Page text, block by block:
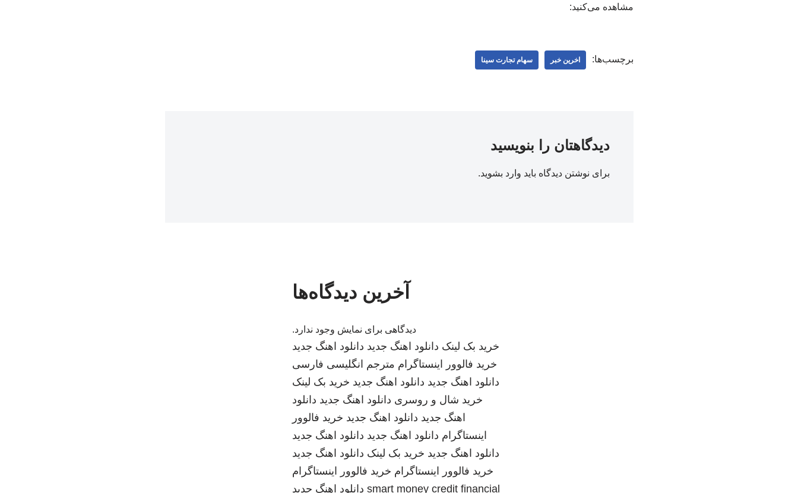
مشاهده می‌کنید:
برچسب‌ها: اخرین خبر سهام تجارت سینا
دیدگاهتان را بنویسید
برای نوشتن دیدگاه باید وارد بشوید.
آخرین دیدگاه‌ها
دیدگاهی برای نمایش وجود ندارد.
خرید بک لینک دانلود اهنگ جدید دانلود اهنگ جدید
خرید فالوور اینستاگرام مترجم انگلیسی فارسی
دانلود اهنگ جدید دانلود اهنگ جدید خرید بک لینک
خرید شال و روسری دانلود اهنگ جدید دانلود
اهنگ جدید دانلود اهنگ جدید خرید فالوور
اینستاگرام دانلود اهنگ جدید دانلود اهنگ جدید
دانلود اهنگ جدید خرید بک لینک دانلود اهنگ جدید
خرید فالوور اینستاگرام خرید فالوور اینستاگرام
smart money credit financial دانلود اهنگ جدید